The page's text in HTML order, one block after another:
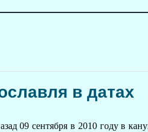
в датах
09 сентября в 2010 году в